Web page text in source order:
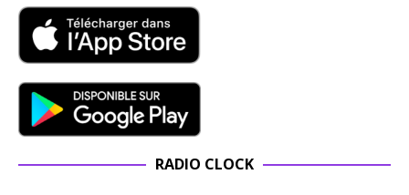
RADIO CLOCK